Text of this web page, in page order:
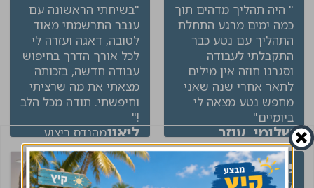
" היה תהליך מדהים תוך
כמה ימים מרגע התחלת
התהליך עם נטע כבר
התקבלתי לעבודה
וסגרנו חוזה אין מילים
לתאר אחרי שנה שאני
מחפש נטע מצאה לי
ביומיים"
שלומי, עוזר
לוגיסטי
"בשיחתי הראשונה עם
ענבר התרשמתי מאוד
לטובה, דאגה ועזרה לי
לכל אורך הדרך בחיפוש
עבודה חדשה, בזכותה
מצאתי את מה שרציתי
וחיפשתי. תודה מכל הלב
!"
ליאוןמהנדס ביצוע
ליווי מצויין, בכל שלב היו